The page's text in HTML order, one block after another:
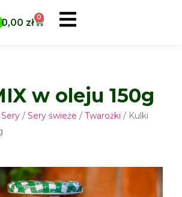
0,00 zł 0
w oleju 150g
Sery / Sery świeże / Twarożki / Kulki